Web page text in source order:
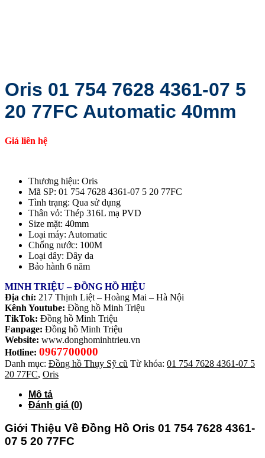
Oris 01 754 7628 4361-07 5
20 77FC Automatic 40mm
Giá liên hệ
Thương hiệu: Oris
Mã SP: 01 754 7628 4361-07 5 20 77FC
Tình trạng: Qua sử dụng
Thân vỏ: Thép 316L mạ PVD
Size mặt: 40mm
Loại máy: Automatic
Chống nước: 100M
Loại dây: Dây da
Bảo hành 6 năm
MINH TRIỆU – ĐỒNG HỒ HIỆU
Địa chỉ: 217 Thịnh Liệt – Hoàng Mai – Hà Nội
Kênh Youtube: Đồng hồ Minh Triệu
TikTok: Đồng hồ Minh Triệu
Fanpage: Đồng hồ Minh Triệu
Website: www.donghominhtrieu.vn
Hotline: 0967700000
Danh mục: Đồng hồ Thụy Sỹ cũ Từ khóa: 01 754 7628 4361-07 5
20 77FC, Oris
Mô tả
Đánh giá (0)
Giới Thiệu Về Đồng Hồ Oris 01 754 7628 4361-
07 5 20 77FC